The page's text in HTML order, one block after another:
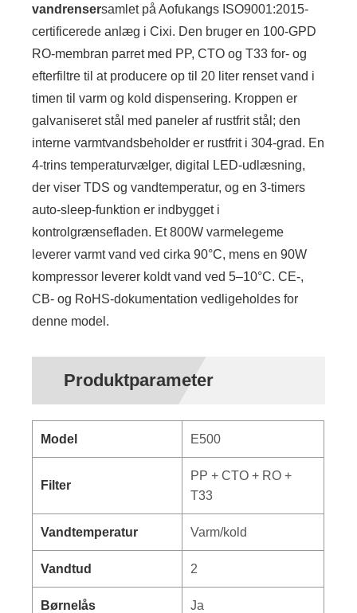
vandrensersamlet på Aofukangs ISO9001:2015-
certificerede anlæg i Cixi. Den bruger en 100-GPD
RO-membran parret med PP, CTO og T33 for- og
efterfiltre til at producere op til 20 liter renset vand i
timen til varm og kold dispensering. Kroppen er
galvaniseret stål med paneler af rustfrit stål; den
interne varmtvandsbeholder er rustfrit i 304-grad. En
4-trins temperaturvælger, digital LED-udlæsning,
der viser TDS og vandtemperatur, og en 3-timers
auto-sleep-funktion er indbygget i
kontrolgrænsefladen. Et 800W varmelegeme
leverer varmt vand ved cirka 90°C, mens en 90W
kompressor leverer koldt vand ved 5–10°C. CE-,
CB- og RoHS-dokumentation vedligeholdes for
denne model.
Produktparameter
Model E500
Filter
PP + CTO + RO +
T33
Vandtemperatur Varm/kold
Vandtud 2
Børnelås Ja